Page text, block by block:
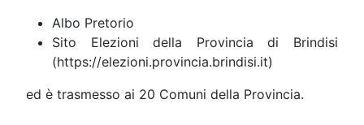
Albo Pretorio
Sito Elezioni della Provincia di Brindisi
(https://elezioni.provincia.brindisi.it)
ed è trasmesso ai 20 Comuni della Provincia.